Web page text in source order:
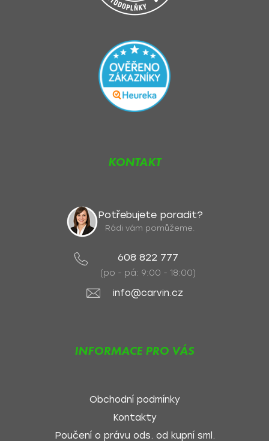
KONTAKT
Potřebujete poradit?
Rádi vám pomůžeme.
608 822 777
(po - pá: 9:00 - 18:00)
info@carvin.cz
INFORMACE PRO VÁS
Obchodní podmínky
Kontakty
Poučení o právu ods. od kupní sml.